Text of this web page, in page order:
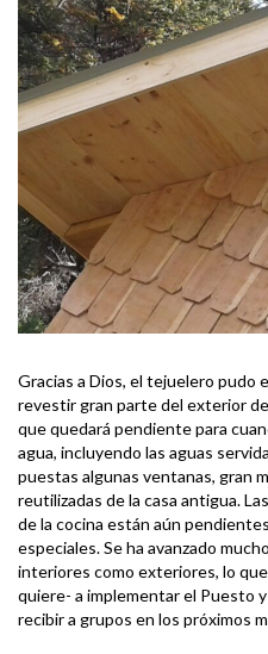
Gracias a Dios, el tejuelero pudo
revestir gran parte del exterior
que quedará pendiente para
agua, incluyendo las aguas
puestas algunas ventanas, gran
reutilizadas de la casa antigua.
de la cocina están aún
especiales. Se ha avanzado
interiores como exteriores, lo
quiere- a implementar el Puesto
recibir a grupos en los próximos